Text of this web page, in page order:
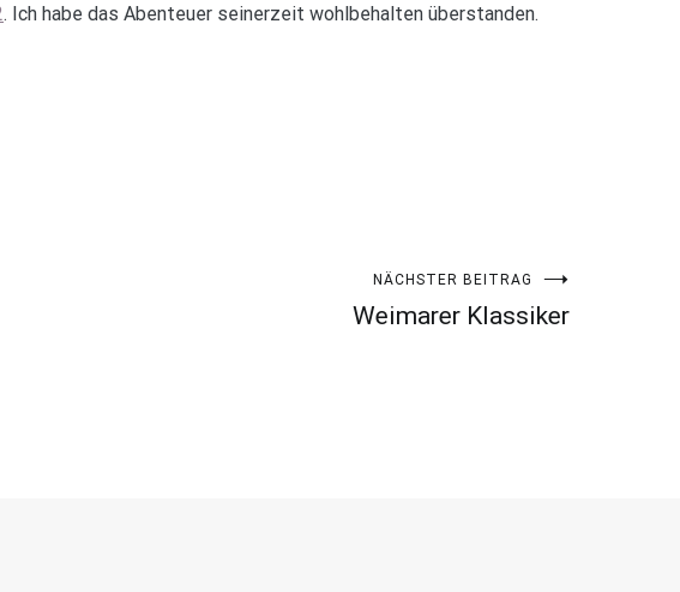
. Ich habe das Abenteuer seinerzeit wohlbehalten überstanden.
NÄCHSTER BEITRAG
Weimarer Klassiker